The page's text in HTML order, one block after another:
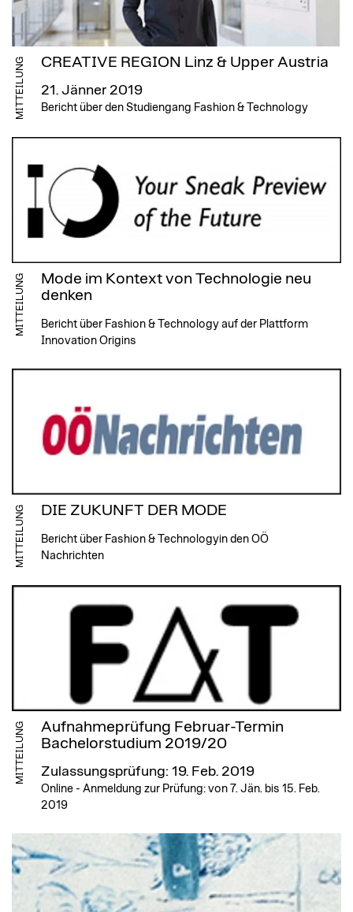
MITTEILUNG CREATIVE REGION Linz & Upper Austria
21. Jänner 2019
Bericht über den Studiengang Fashion & Technology
MITTEILUNG
Mode im Kontext von Technologie neu
denken
Bericht über Fashion & Technology auf der Plattform
Innovation Origins
MITTEILUNG DIE ZUKUNFT DER MODE
Bericht über Fashion & Technologyin den OÖ
Nachrichten
MITTEILUNG
Aufnahmeprüfung Februar-Termin
Bachelorstudium 2019/20
Zulassungsprüfung: 19. Feb. 2019
Online - Anmeldung zur Prüfung: von 7. Jän. bis 15. Feb.
2019